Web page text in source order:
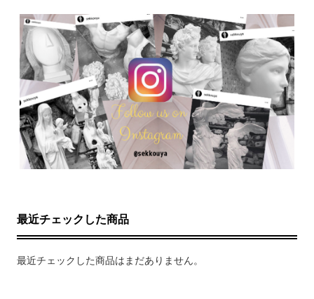
最近チェックした商品
最近チェックした商品はまだありません。